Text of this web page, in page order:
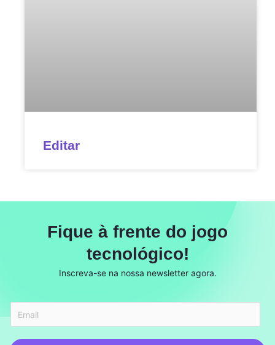
Editar
Fique à frente do jogo
tecnológico!
Inscreva-se na nossa newsletter agora.